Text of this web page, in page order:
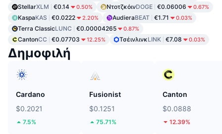
StellarXLM €0.14 0.50% ΝτοτζκόινDOGE €0.06006 0.67%
KaspaKAS €0.0222 2.20% AudieraBEAT €1.71 0.03%
Terra ClassicLUNC €0.00004265 0.87%
CantonCC €0.07703 12.25% ΤσέινλινκLINK €7.08 0.03%
Δημοφιλή
Cardano
$0.2021
7.5%
Fusionist
$0.1251
75.71%
Canton
$0.0888
12.39%